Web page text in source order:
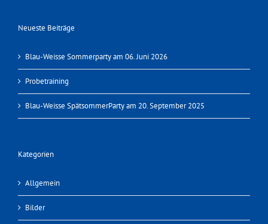
Neueste Beiträge
Blau-Weisse Sommerparty am 06. Juni 2026
Probetraining
Blau-Weisse SpätsommerParty am 20. September 2025
Kategorien
Allgemein
Bilder